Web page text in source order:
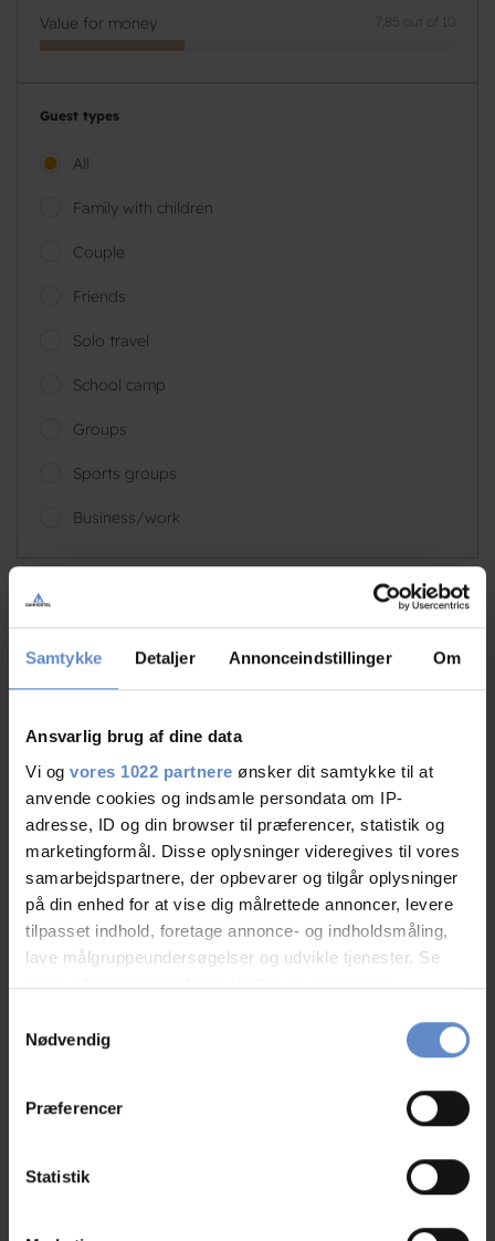
Samtykke Detaljer Annonceindstillinger Om
Ansvarlig brug af dine data
Vi og vores 1022 partnere ønsker dit samtykke til at
anvende cookies og indsamle persondata om IP-
adresse, ID og din browser til præferencer, statistik og
marketingformål. Disse oplysninger videregives til vores
samarbejdspartnere, der opbevarer og tilgår oplysninger
på din enhed for at vise dig målrettede annoncer, levere
tilpasset indhold, foretage annonce- og indholdsmåling,
lave målgruppeundersøgelser og udvikle tjenester. Se
mere information underindstillingerog i vores
tilbage eller ændre indstillinger fra vores
"Cookiedeklaration", eller ved at trykke på "Privacy
Indsamle præcise oplysninger om din placering,
Identificere din enhed baseret på en scanning af
Nødvendig
Præferencer
Statistik
Value for money 7,85 out of 10
Guest types
All
Family with children
Couple
Friends
Solo travel
School camp
Groups
Sports groups
Business/work
04.Aug.2026
5,83 out of 10
Manglede oplysninger om at det ikke var muligt at købe
mad og drikke i weekenden. Og om det er muligt at
vaske tøj.
Vi var gående på hærvejen.
Kjeld
03.Aug.2026